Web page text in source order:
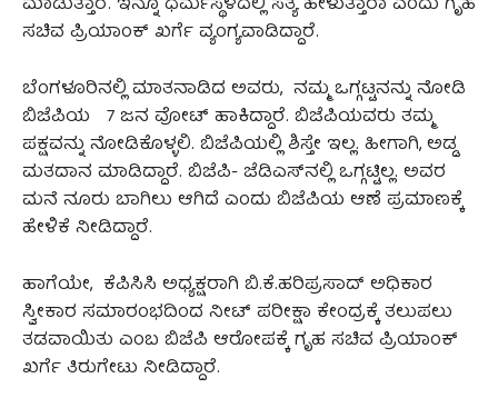
ಸಚಿವ ಪ್ರಿಯಾಂಕ್‌ ಖರ್ಗೆ ವ್ಯಂಗ್ಯವಾಡಿದ್ದಾರೆ.
ಬೆಂಗಳೂರಿನಲ್ಲಿ ಮಾತನಾಡಿದ ಅವರು, ನಮ್ಮ ಒಗ್ಗಟ್ಟನನ್ನು ನೋಡಿ
ಬಿಜೆಪಿಯ 7 ಜನ ವೋಟ್‌ ಹಾಕಿದ್ದಾರೆ. ಬಿಜೆಪಿಯವರು ತಮ್ಮ
ಪಕ್ಷವನ್ನು ನೋಡಿಕೊಳ್ಳಲಿ. ಬಿಜೆಪಿಯಲ್ಲಿ ಶಿಸ್ತೇ ಇಲ್ಲ. ಹೀಗಾಗಿ, ಅಡ್ಡ
ಮತದಾನ ಮಾಡಿದ್ದಾರೆ. ಬಿಜೆಪಿ- ಜೆಡಿಎಸ್‌ನಲ್ಲಿ ಒಗ್ಗಟ್ಟಿಲ್ಲ. ಅವರ
ಮನೆ ನೂರು ಬಾಗಿಲು ಆಗಿದೆ ಎಂದು ಬಿಜೆಪಿಯ ಆಣೆ ಪ್ರಮಾಣಕ್ಕೆ
ಹೇಳಿಕೆ ನೀಡಿದ್ದಾರೆ.
ಹಾಗೆಯೇ, ಕೆಪಿಸಿಸಿ ಅಧ್ಯಕ್ಷರಾಗಿ ಬಿ.ಕೆ.ಹರಿಪ್ರಸಾದ್‌ ಅಧಿಕಾರ
ಸ್ವೀಕಾರ ಸಮಾರಂಭದಿಂದ ನೀಟ್‌ ಪರೀಕ್ಷಾ ಕೇಂದ್ರಕ್ಕೆ ತಲುಪಲು
ತಡವಾಯಿತು ಎಂಬ ಬಿಜೆಪಿ ಆರೋಪಕ್ಕೆ ಗೃಹ ಸಚಿವ ಪ್ರಿಯಾಂಕ್‌
ಖರ್ಗೆ ತಿರುಗೇಟು ನೀಡಿದ್ದಾರೆ.